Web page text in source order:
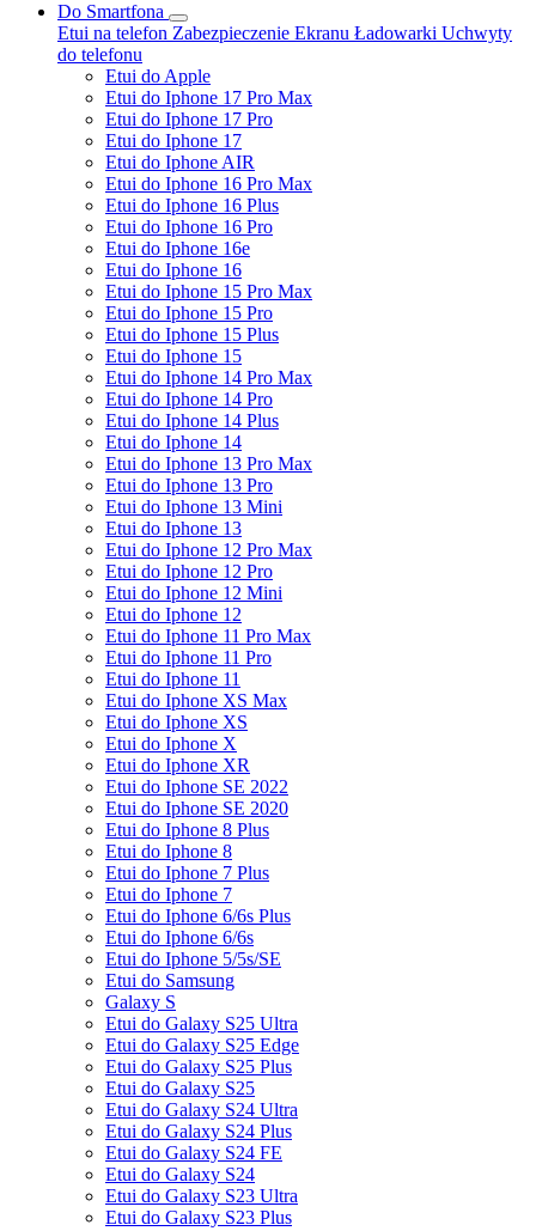
Do Smartfona
Etui na telefon Zabezpieczenie Ekranu Ładowarki Uchwyty
do telefonu
Etui do Apple
Etui do Iphone 17 Pro Max
Etui do Iphone 17 Pro
Etui do Iphone 17
Etui do Iphone AIR
Etui do Iphone 16 Pro Max
Etui do Iphone 16 Plus
Etui do Iphone 16 Pro
Etui do Iphone 16e
Etui do Iphone 16
Etui do Iphone 15 Pro Max
Etui do Iphone 15 Pro
Etui do Iphone 15 Plus
Etui do Iphone 15
Etui do Iphone 14 Pro Max
Etui do Iphone 14 Pro
Etui do Iphone 14 Plus
Etui do Iphone 14
Etui do Iphone 13 Pro Max
Etui do Iphone 13 Pro
Etui do Iphone 13 Mini
Etui do Iphone 13
Etui do Iphone 12 Pro Max
Etui do Iphone 12 Pro
Etui do Iphone 12 Mini
Etui do Iphone 12
Etui do Iphone 11 Pro Max
Etui do Iphone 11 Pro
Etui do Iphone 11
Etui do Iphone XS Max
Etui do Iphone XS
Etui do Iphone X
Etui do Iphone XR
Etui do Iphone SE 2022
Etui do Iphone SE 2020
Etui do Iphone 8 Plus
Etui do Iphone 8
Etui do Iphone 7 Plus
Etui do Iphone 7
Etui do Iphone 6/6s Plus
Etui do Iphone 6/6s
Etui do Iphone 5/5s/SE
Etui do Samsung
Galaxy S
Etui do Galaxy S25 Ultra
Etui do Galaxy S25 Edge
Etui do Galaxy S25 Plus
Etui do Galaxy S25
Etui do Galaxy S24 Ultra
Etui do Galaxy S24 Plus
Etui do Galaxy S24 FE
Etui do Galaxy S24
Etui do Galaxy S23 Ultra
Etui do Galaxy S23 Plus